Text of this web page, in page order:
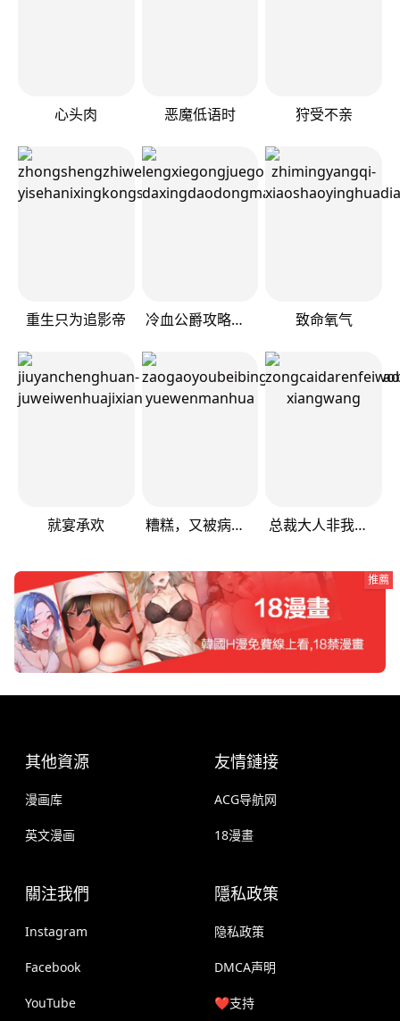
心头肉 恶魔低语时 狩受不亲
重生只为追影帝 冷血公爵攻略计划 致命氧气
就宴承欢 糟糕，又被病娇盯上了！ 总裁大人非我不可
推薦
其他資源
漫画库
英文漫画
友情鏈接
ACG导航网
18漫畫
關注我們
Instagram
Facebook
YouTube
隱私政策
隐私政策
DMCA声明
❤️支持